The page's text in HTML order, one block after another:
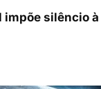
impõe silêncio